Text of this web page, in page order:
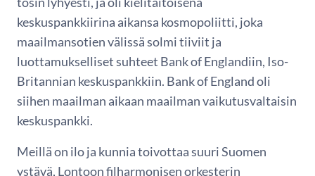
keskuspankkiirina aikansa kosmopoliitti, joka
maailmansotien välissä solmi tiiviit ja
luottamukselliset suhteet Bank of Englandiin, Iso-
Britannian keskuspankkiin. Bank of England oli
siihen maailman aikaan maailman vaikutusvaltaisin
keskuspankki.
Meillä on ilo ja kunnia toivottaa suuri Suomen
ystävä, Lontoon filharmonisen orkesterin